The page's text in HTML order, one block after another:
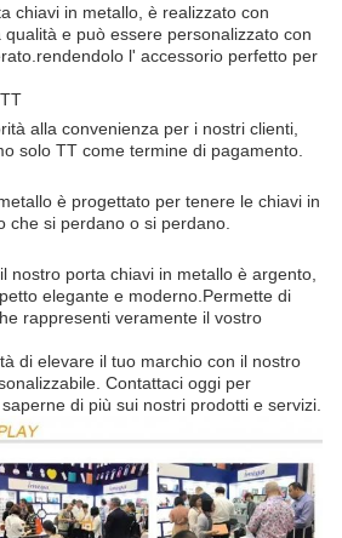
chiavi in metallo, è realizzato con
e può essere personalizzato con
l' accessorio perfetto per
alla convenienza per i nostri clienti,
solo TT come termine di pagamento.
è progettato per tenere le chiavi in
che si perdano o si perdano.
nostro porta chiavi in metallo è argento,
elegante e moderno.Permette di
rappresenti veramente il vostro
di elevare il tuo marchio con il nostro
Contattaci oggi per
di più sui nostri prodotti e servizi.